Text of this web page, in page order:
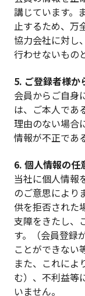
講じています。
止するため、万
協力会社に対し
行わせないもの
5. ご登録者様か
会員からご自身
は、ご本人であ
理由のない場合
情報が不正であ
6. 個人情報の任
当社に個人情報
のご意思により
供を拒否された
支障をきたし、
す。（会員登録
ことができない
また、これによ
む）、不利益等
いません。